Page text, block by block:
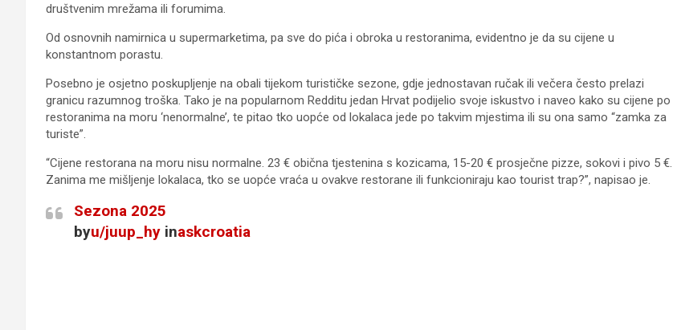
društvenim mrežama ili forumima.
Od osnovnih namirnica u supermarketima, pa sve do pića i obroka u restoranima, evidentno je da su cijene u
konstantnom porastu.
Posebno je osjetno poskupljenje na obali tijekom turističke sezone, gdje jednostavan ručak ili večera često prelazi
granicu razumnog troška. Tako je na popularnom Redditu jedan Hrvat podijelio svoje iskustvo i naveo kako su cijene po
restoranima na moru ‘nenormalne’, te pitao tko uopće od lokalaca jede po takvim mjestima ili su ona samo “zamka za
turiste”.
“Cijene restorana na moru nisu normalne. 23 € obična tjestenina s kozicama, 15-20 € prosječne pizze, sokovi i pivo 5 €.
Zanima me mišljenje lokalaca, tko se uopće vraća u ovakve restorane ili funkcioniraju kao tourist trap?”, napisao je.
Sezona 2025
byu/juup_hy inaskcroatia